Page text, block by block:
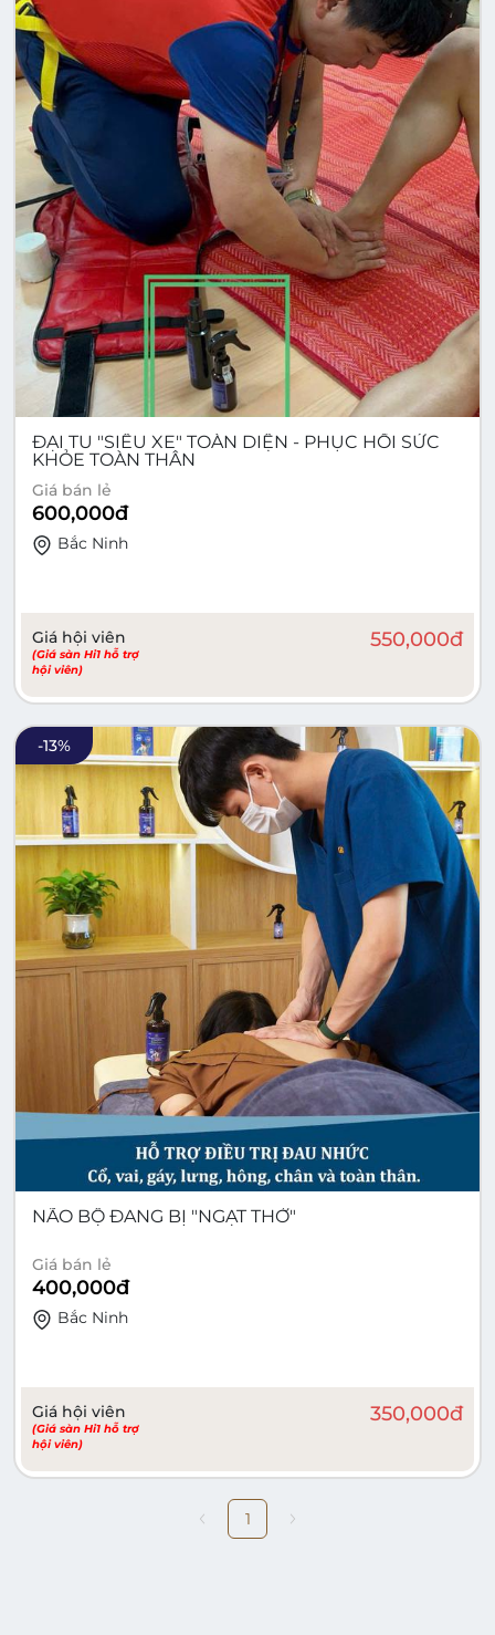
ĐẠI TU "SIÊU XE" TOÀN DIỆN - PHỤC HỒI SỨC
KHỎE TOÀN THÂN
Giá bán lẻ
600,000đ
Bắc Ninh
Giá hội viên
(Giá sàn Hi1 hỗ trợ
hội viên)
550,000đ
-13%
NÃO BỘ ĐANG BỊ "NGẠT THỞ"
Giá bán lẻ
400,000đ
Bắc Ninh
Giá hội viên
(Giá sàn Hi1 hỗ trợ
hội viên)
350,000đ
1